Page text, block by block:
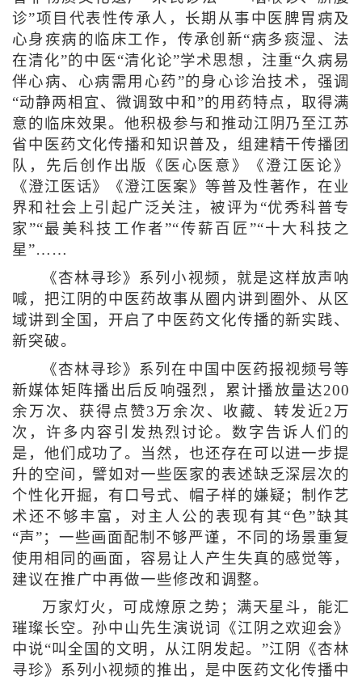
诊”项目代表性传承人，长期从事中医脾胃病及
心身疾病的临床工作，传承创新“病多痰湿、法
在清化”的中医“清化论”学术思想，注重“久病易
伴心病、心病需用心药”的身心诊治技术，强调
“动静两相宜、微调致中和”的用药特点，取得满
意的临床效果。他积极参与和推动江阴乃至江苏
省中医药文化传播和知识普及，组建精干传播团
队，先后创作出版《医心医意》《澄江医论》
《澄江医话》《澄江医案》等普及性著作，在业
界和社会上引起广泛关注，被评为“优秀科普专
家”“最美科技工作者”“传薪百匠”“十大科技之
星”……
《杏林寻珍》系列小视频，就是这样放声呐
喊，把江阴的中医药故事从圈内讲到圈外、从区
域讲到全国，开启了中医药文化传播的新实践、
新突破。
《杏林寻珍》系列在中国中医药报视频号等
新媒体矩阵播出后反响强烈，累计播放量达200
余万次、获得点赞3万余次、收藏、转发近2万
次，许多内容引发热烈讨论。数字告诉人们的
是，他们成功了。当然，也还存在可以进一步提
升的空间，譬如对一些医家的表述缺乏深层次的
个性化开掘，有口号式、帽子样的嫌疑；制作艺
术还不够丰富，对主人公的表现有其“色”缺其
“声”；一些画面配制不够严谨，不同的场景重复
使用相同的画面，容易让人产生失真的感觉等，
建议在推广中再做一些修改和调整。
万家灯火，可成燎原之势；满天星斗，能汇
璀璨长空。孙中山先生演说词《江阴之欢迎会》
中说“叫全国的文明，从江阴发起。”江阴《杏林
寻珍》系列小视频的推出，是中医药文化传播中